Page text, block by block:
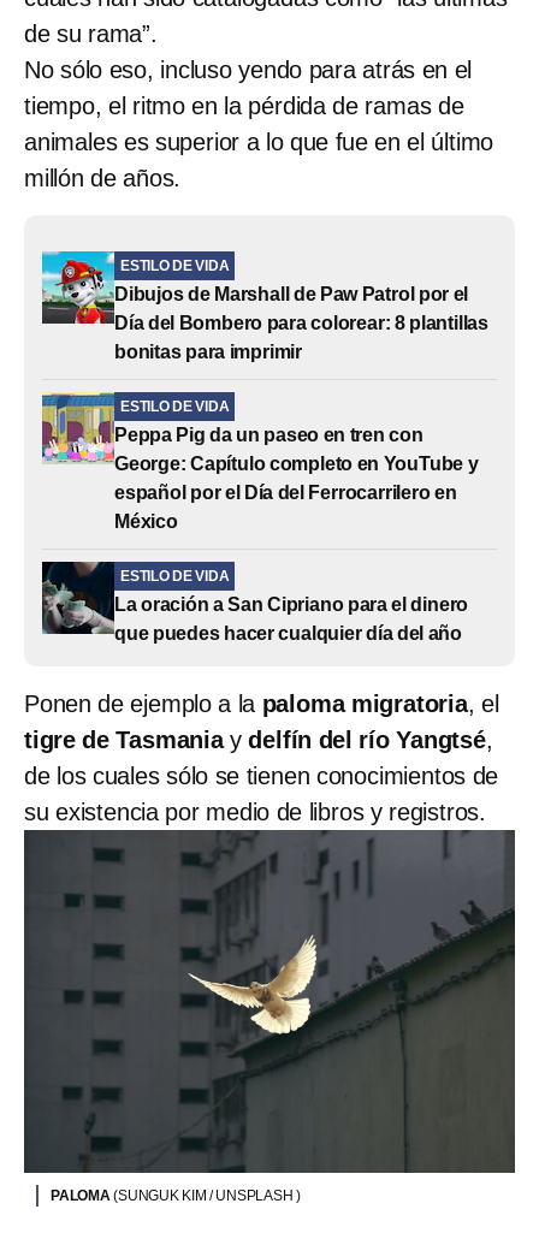
de su rama”.
No sólo eso, incluso yendo para atrás en el
tiempo, el ritmo en la pérdida de ramas de
animales es superior a lo que fue en el último
millón de años.
ESTILO DE VIDA
Dibujos de Marshall de Paw Patrol por el
Día del Bombero para colorear: 8 plantillas
bonitas para imprimir
ESTILO DE VIDA
Peppa Pig da un paseo en tren con
George: Capítulo completo en YouTube y
español por el Día del Ferrocarrilero en
México
ESTILO DE VIDA
La oración a San Cipriano para el dinero
que puedes hacer cualquier día del año
Ponen de ejemplo a la paloma migratoria, el
tigre de Tasmaniaydelfín del río Yangtsé,
de los cuales sólo se tienen conocimientos de
su existencia por medio de libros y registros.
PALOMA(SUNGUK KIM / UNSPLASH )